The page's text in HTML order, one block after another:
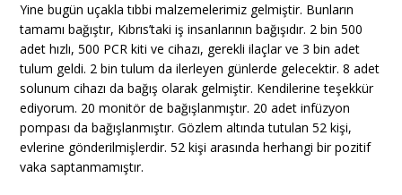
Yine bugün uçakla tıbbi malzemelerimiz gelmiştir. Bunların
tamamı bağıştır, Kıbrıs’taki iş insanlarının bağışıdır. 2 bin 500
adet hızlı, 500 PCR kiti ve cihazı, gerekli ilaçlar ve 3 bin adet
tulum geldi. 2 bin tulum da ilerleyen günlerde gelecektir. 8 adet
solunum cihazı da bağış olarak gelmiştir. Kendilerine teşekkür
ediyorum. 20 monitör de bağışlanmıştır. 20 adet infüzyon
pompası da bağışlanmıştır. Gözlem altında tutulan 52 kişi,
evlerine gönderilmişlerdir. 52 kişi arasında herhangi bir pozitif
vaka saptanmamıştır.